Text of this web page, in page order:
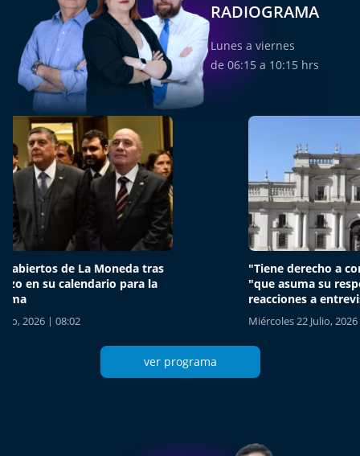
RADIOGRAMA
Lunes a viernes
de 06:15 a 10:15 hrs
"Tiene derecho a contar su verdad" y
"que asuma su responsabilidad":
reacciones a entrevista de Sedini
Miércoles 22 Julio, 2026 | 10:40
La
Viernes
ver programa